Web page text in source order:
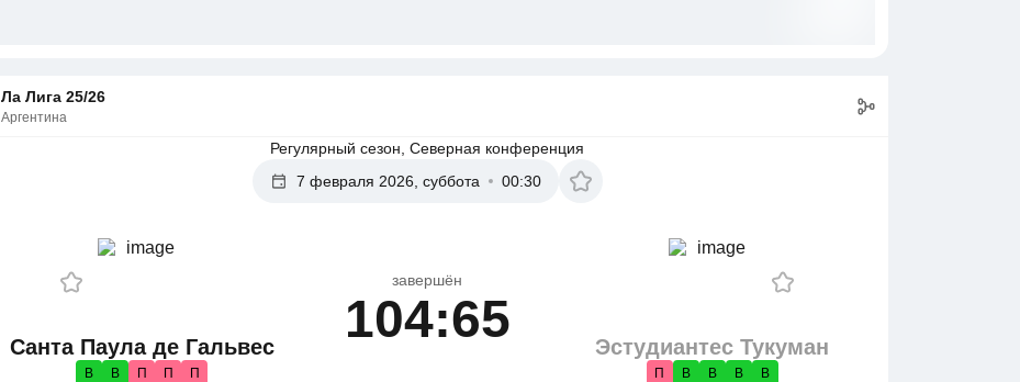
Ла Лига 25/26
Аргентина
Регулярный сезон, Северная конференция
7 февраля 2026, суббота
00:30
Санта Паула де Гальвес
В В П П П
завершён
104:65 Эстудиантес Тукуман
П В В В В